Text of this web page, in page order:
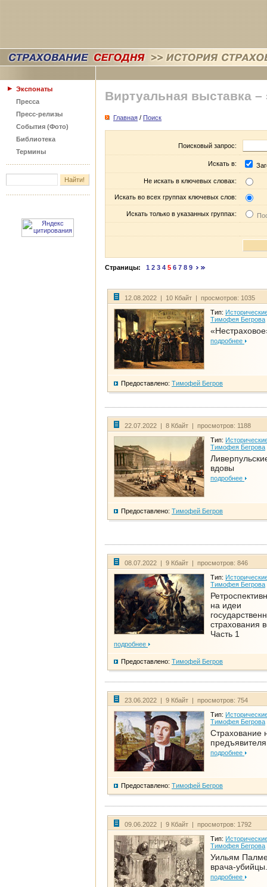
Экспонаты
Пресса
Пресс-релизы
События (Фото)
Библиотека
Термины
Виртуальная выставка –
Главная / Поиск
Поисковый запрос:
Искать в:
Не искать в ключевых словах:
Искать во всех группах ключевых слов:
Искать только в указанных группах:
Страницы: 1 2 3 4 5 6 7 8 9
12.08.2022 | 10 Кбайт | просмотров: 1035
Тип:
Тимофея Бегрова
подробнее
Предоставлено: Тимофей Бегров
22.07.2022 | 8 Кбайт | просмотров: 1188
Тип:
Тимофея Бегрова
вдовы
подробнее
Предоставлено: Тимофей Бегров
08.07.2022 | 9 Кбайт | просмотров: 846
Тип:
Тимофея Бегрова
на идеи
страхования
Часть 1
подробнее
Предоставлено: Тимофей Бегров
23.06.2022 | 9 Кбайт | просмотров: 754
Тип:
Тимофея Бегрова
Страхование
предъявителя
подробнее
Предоставлено: Тимофей Бегров
09.06.2022 | 9 Кбайт | просмотров: 1792
Тип:
Тимофея Бегрова
Уильям
врача-
подробнее